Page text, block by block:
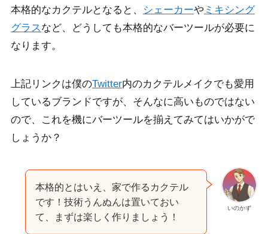
本格的なカクテルとなると、 シェーカーやミキシング
グラス など、どうしても本格的なバーツールが必要に
なります。
上記リンクは僕のTwitter内のカクテルメイクでも愛用
しているブランドですが、そんなに高いものではない
ので、これを機にバーツールを揃えてみてはいかがで
しょうか？
いのかず
本格的とはいえ、家で作るカクテル
です！技術うんぬんは置いておい
て、まずは楽しく作りましょう！